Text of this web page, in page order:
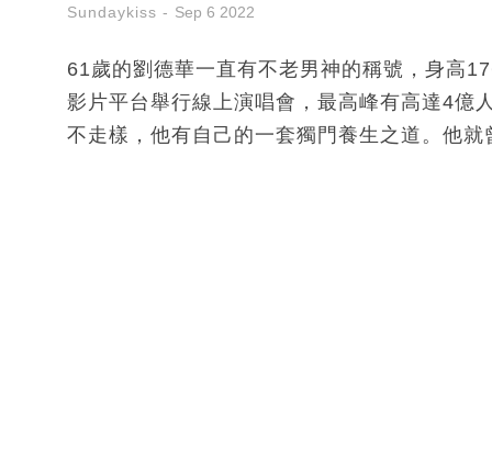
Sundaykiss Sep 6 2022
61歲的劉德華一直有不老男神的稱號，身高
影片平台舉行線上演唱會，最高峰有高達4億
不走樣，他有自己的一套獨門養生之道。他